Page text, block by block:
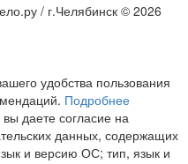
/ г.Челябинск © 2026
удобства пользования
Подробнее
даете согласие на
данных, содержащих
и версию ОС; тип, язык и